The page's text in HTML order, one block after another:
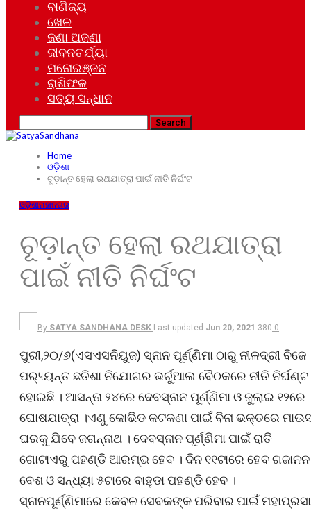
ବାଣିଜ୍ୟ
ଖେଳ
ଜଣା ଅଜଣା
ଜୀବନଚର୍ଯ୍ୟା
ମନୋରଞ୍ଜନ
ରାଶିଫଳ
ସତ୍ୟ ସନ୍ଧାନ
Home
ଓଡ଼ିଶା
ଚୂଡ଼ାନ୍ତ ହେଲା ରଥଯାତ୍ରା ପାଇଁ ନୀତି ନିର୍ଘଂଟ
ଓଡ଼ିଶାମହାନଗର
ଚୂଡ଼ାନ୍ତ ହେଲା ରଥଯାତ୍ରା
ପାଇଁ ନୀତି ନିର୍ଘଂଟ
By SATYA SANDHANA DESK Last updated Jun 20, 2021 380 0
ପୁରୀ,୨୦/୬(ଏସଏସନିୟୁଜ) ସ୍ନାନ ପୂର୍ଣ୍ଣିମା ଠାରୁ ନୀଳଦ୍ରୀ ବିଜେ
ପର‌୍ୟ୍ୟନ୍ତ ଛତିଶା ନିଯୋଗର ଭର୍ଚୁଆଲ ବୈଠକରେ ନୀତି ନିର୍ଘଣ୍ଟ
ହୋଇଛି । ଆସନ୍ତା ୨୪ରେ ଦେବସ୍ନାନ ପୂର୍ଣ୍ଣିମା ଓ ଜୁଲାଇ ୧୨ରେ
ଘୋଷଯାତ୍ରା ।ଏଣୁ କୋଭିଡ କଟକଣା ପାଇଁ ବିନା ଭକ୍ତରେ
ଘରକୁ ଯିବେ ଜଗନ୍ନାଥ । ଦେବସ୍ନାନ ପୂର୍ଣ୍ଣିମା ପାଇଁ ରାତି
ଗୋଟାଏରୁ ପହଣ୍ଡି ଆରମ୍ଭ ହେବ । ଦିନ ୧୧ଟାରେ ହେବ ଗଜାନନ
ବେଶ ଓ ସନ୍ଧ୍ୟା ୫ଟାରେ ବାହୁଡା ପହଣ୍ଡି ହେବ ।
ସ୍ନାନପୂର୍ଣ୍ଣିମାରେ କେବଳ ସେବକଙ୍କ ପରିବାର ପାଇଁ